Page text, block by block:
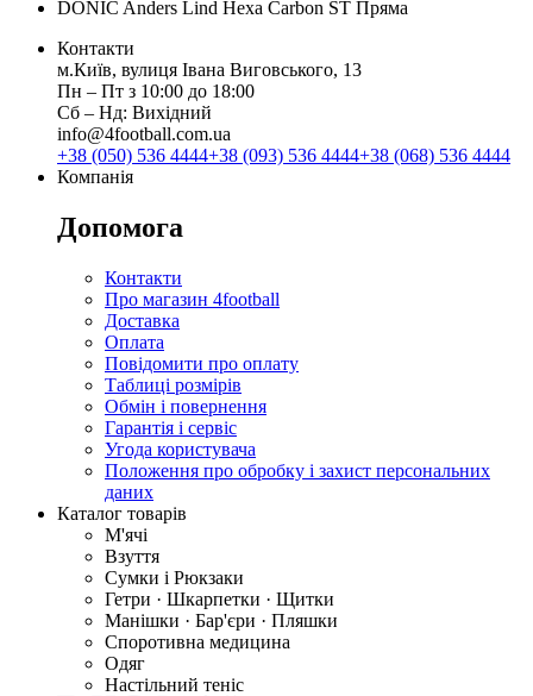
DONIC Anders Lind Hexa Carbon ST Пряма
Контакти
м.Київ, вулиця Івана Виговського, 13
Пн ‒ Пт з 10:00 до 18:00
Сб ‒ Нд: Вихідний
info@4football.com.ua
+38 (050) 536 4444+38 (093) 536 4444+38 (068) 536 4444
Компанія
Допомога
Контакти
Про магазин 4football
Доставка
Оплата
Повідомити про оплату
Таблиці розмірів
Обмін і повернення
Гарантія і сервіс
Угода користувача
Положення про обробку і захист персональних
даних
Каталог товарів
М'ячі
Взуття
Сумки і Рюкзаки
Гетри · Шкарпетки · Щитки
Манішки · Бар'єри · Пляшки
Споротивна медицина
Одяг
Настільний теніс